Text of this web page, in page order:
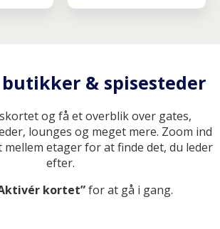
& spisesteder
og få et overblik over gates,
lounges og meget mere. Zoom ind
etager for at finde det, du leder
efter.
kortet”for at gå i gang.